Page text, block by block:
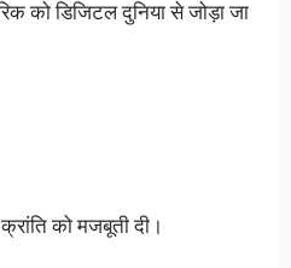
को डिजिटल दुनिया से जोड़ा जा
को मजबूती दी।